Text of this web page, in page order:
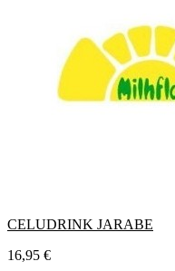
CELUDRINK JARABE
Precio
16,95 €